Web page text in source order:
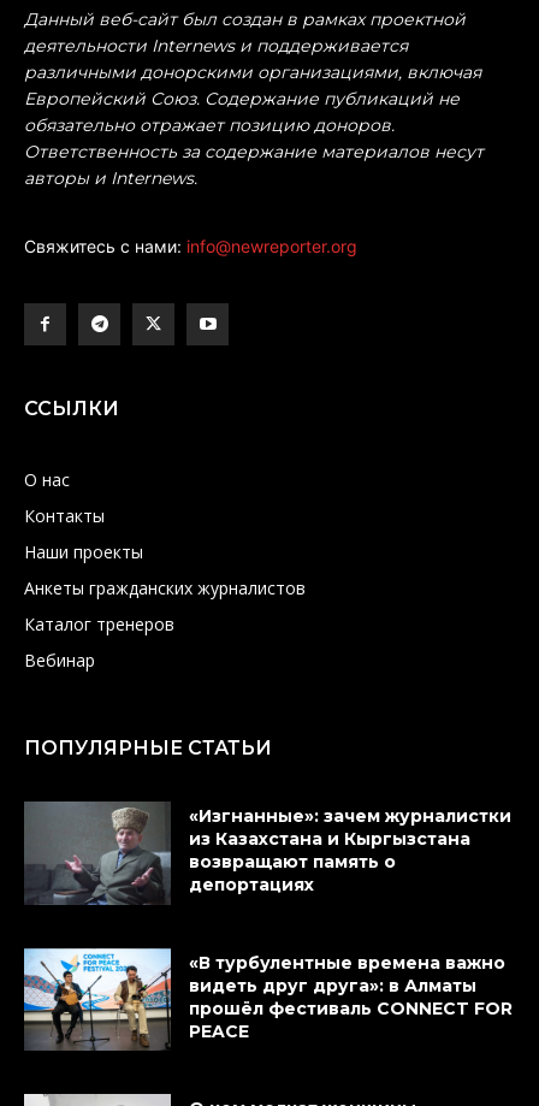
Данный веб-сайт был создан в рамках проектной
деятельности Internews и поддерживается
различными донорскими организациями, включая
Европейский Союз. Содержание публикаций не
обязательно отражает позицию доноров.
Ответственность за содержание материалов несут
авторы и Internews.
Свяжитесь с нами: info@newreporter.org
ССЫЛКИ
О нас
Контакты
Наши проекты
Анкеты гражданских журналистов
Каталог тренеров
Вебинар
ПОПУЛЯРНЫЕ СТАТЬИ
«Изгнанные»: зачем журналистки
из Казахстана и Кыргызстана
возвращают память о
депортациях
«В турбулентные времена важно
видеть друг друга»: в Алматы
прошёл фестиваль CONNECT FOR
PEACE